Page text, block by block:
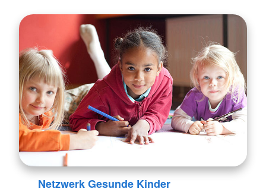
Netzwerk Gesunde Kinder